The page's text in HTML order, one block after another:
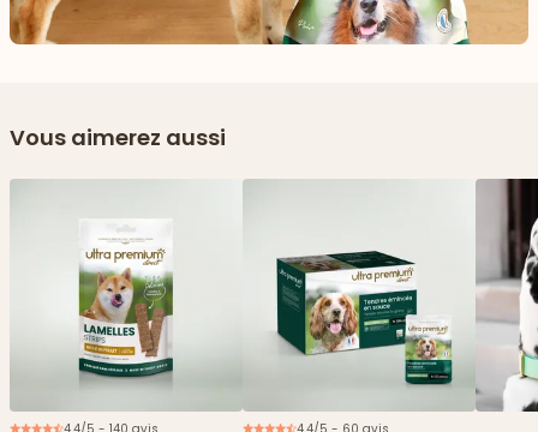
Vous aimerez aussi